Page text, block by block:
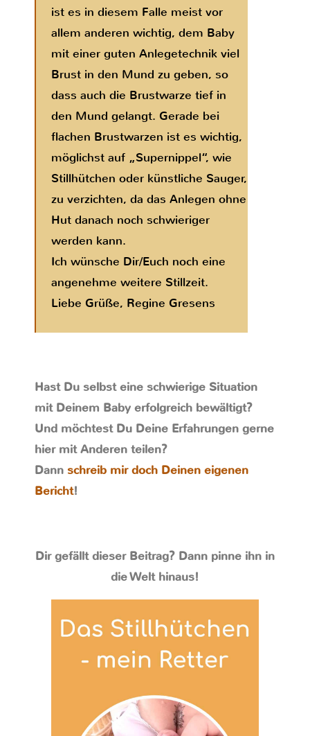
ist es in diesem Falle meist vor
allem anderen wichtig, dem Baby
mit einer guten Anlegetechnik viel
Brust in den Mund zu geben, so
dass auch die Brustwarze tief in
den Mund gelangt. Gerade bei
flachen Brustwarzen ist es wichtig,
möglichst auf „Supernippel“, wie
Stillhütchen oder künstliche Sauger,
zu verzichten, da das Anlegen ohne
Hut danach noch schwieriger
werden kann.
Ich wünsche Dir/Euch noch eine
angenehme weitere Stillzeit.
Liebe Grüße, Regine Gresens
Hast Du selbst eine schwierige Situation
mit Deinem Baby erfolgreich bewältigt?
Und möchtest Du Deine Erfahrungen gerne
hier mit Anderen teilen?
Dann schreib mir doch Deinen eigenen
Bericht!
Dir gefällt dieser Beitrag? Dann pinne ihn in
die Welt hinaus!